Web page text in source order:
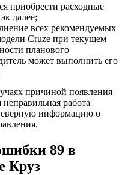
приобрести расходные
далее;
всех рекомендуемых
Cruze при текущем
планового
может выполнить его
причиной появления
работа
информацию о
89 в
Круз